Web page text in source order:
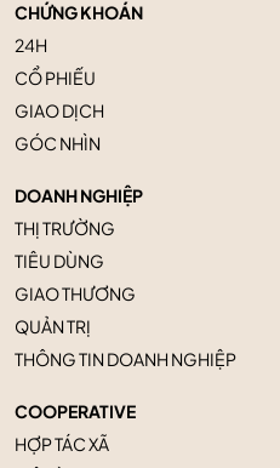
CHỨNG KHOÁN
24H
CỔ PHIẾU
GIAO DỊCH
GÓC NHÌN
DOANH NGHIỆP
THỊ TRƯỜNG
TIÊU DÙNG
GIAO THƯƠNG
QUẢN TRỊ
THÔNG TIN DOANH NGHIỆP
COOPERATIVE
HỢP TÁC XÃ